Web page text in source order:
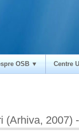
OSB ▼ Centre
(Arhiva, 2007)